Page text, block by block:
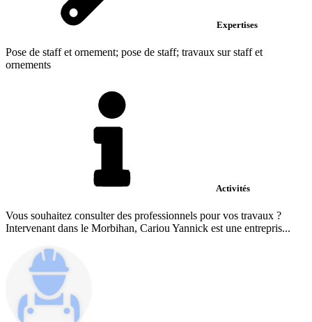
Expertises
Pose de staff et ornement; pose de staff; travaux sur staff et
ornements
Activités
Vous souhaitez consulter des professionnels pour vos travaux ?
Intervenant dans le Morbihan, Cariou Yannick est une entrepris...